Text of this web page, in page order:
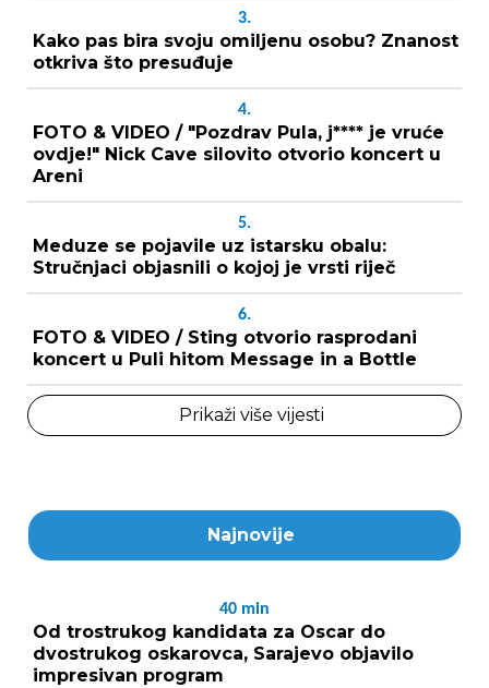
3.
Kako pas bira svoju omiljenu osobu? Znanost
otkriva što presuđuje
4.
FOTO & VIDEO / "Pozdrav Pula, j**** je vruće
ovdje!" Nick Cave silovito otvorio koncert u
Areni
5.
Meduze se pojavile uz istarsku obalu:
Stručnjaci objasnili o kojoj je vrsti riječ
6.
FOTO & VIDEO / Sting otvorio rasprodani
koncert u Puli hitom Message in a Bottle
Prikaži više vijesti
Najnovije
40 min
Od trostrukog kandidata za Oscar do
dvostrukog oskarovca, Sarajevo objavilo
impresivan program